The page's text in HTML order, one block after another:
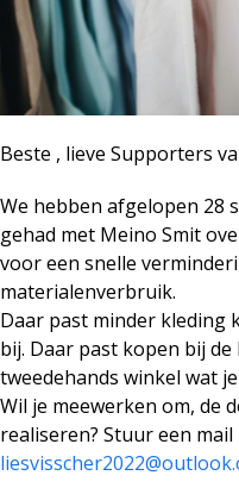
Beste , lieve Supporters
We hebben afgelopen 28
gehad met Meino Smit
voor een snelle
materialenverbruik.
Daar past minder kleding
bij. Daar past kopen bij
tweedehands winkel wat
Wil je meewerken om, de
realiseren? Stuur een